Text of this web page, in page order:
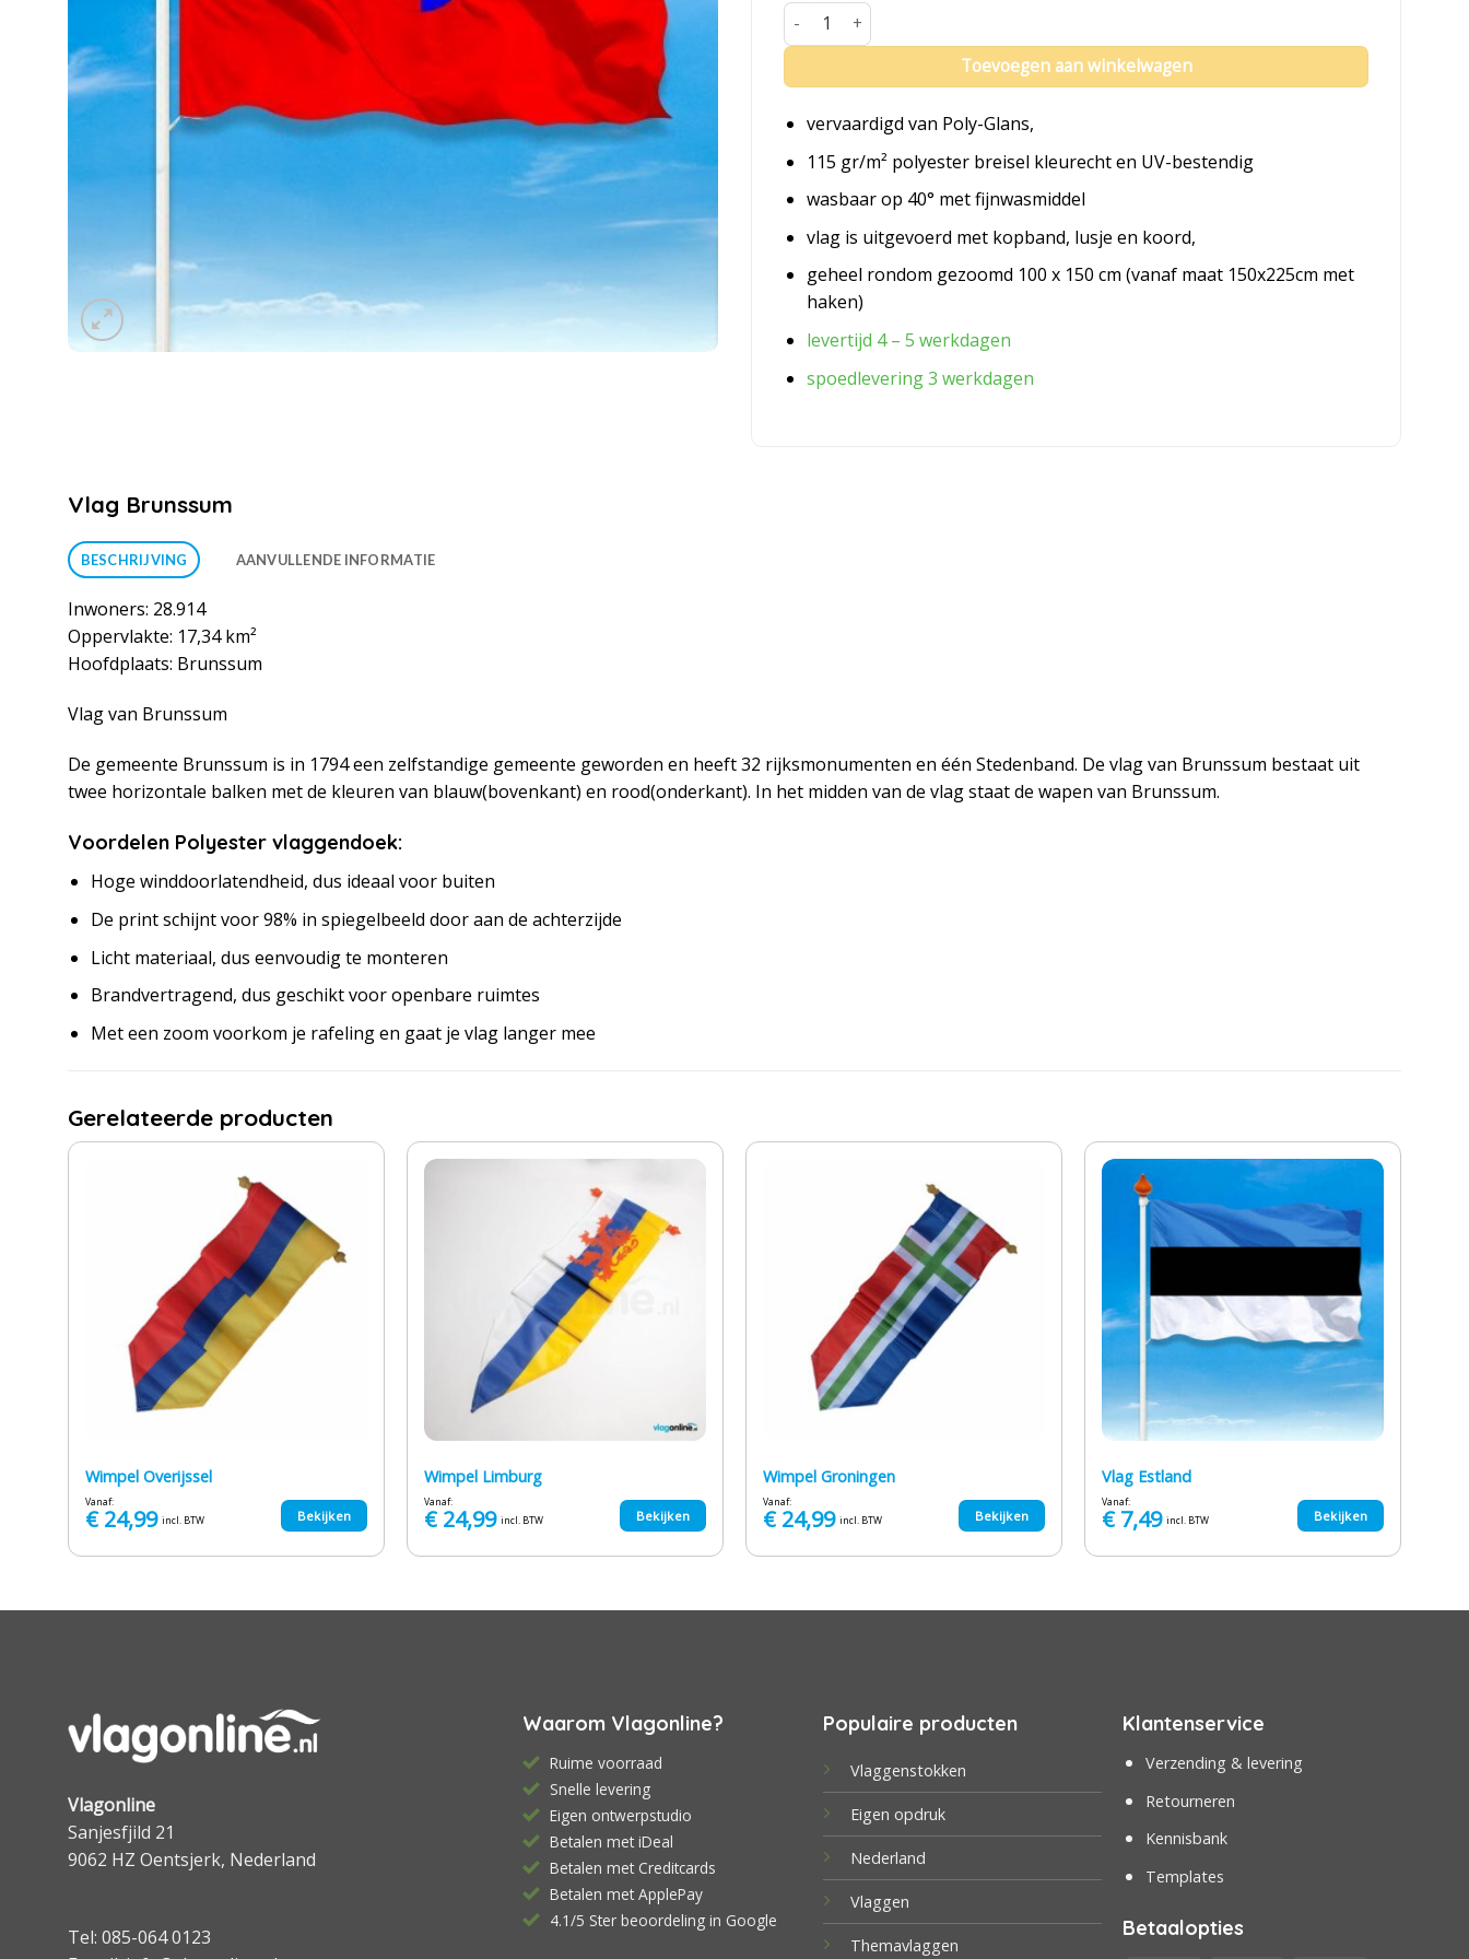
Vlag Brunssum aantal
Toevoegen aan winkelwagen
vervaardigd van Poly-Glans,
115 gr/m² polyester breisel kleurecht en UV-bestendig
wasbaar op 40° met fijnwasmiddel
vlag is uitgevoerd met kopband, lusje en koord,
geheel rondom gezoomd 100 x 150 cm (vanaf maat 150x225cm met
haken)
levertijd 4 – 5 werkdagen
spoedlevering 3 werkdagen
Vlag Brunssum
BESCHRIJVING AANVULLENDE INFORMATIE
Inwoners: 28.914
Oppervlakte: 17,34 km²
Hoofdplaats: Brunssum
Vlag van Brunssum
De gemeente Brunssum is in 1794 een zelfstandige gemeente geworden en heeft 32 rijksmonumenten en één Stedenband. De vlag van Brunssum bestaat uit
twee horizontale balken met de kleuren van blauw(bovenkant) en rood(onderkant). In het midden van de vlag staat de wapen van Brunssum.
Voordelen Polyester vlaggendoek:
Hoge winddoorlatendheid, dus ideaal voor buiten
De print schijnt voor 98% in spiegelbeeld door aan de achterzijde
Licht materiaal, dus eenvoudig te monteren
Brandvertragend, dus geschikt voor openbare ruimtes
Met een zoom voorkom je rafeling en gaat je vlag langer mee
Gerelateerde producten
Wimpel Overijssel
Vanaf:
€24,99 incl. BTW Bekijken
Wimpel Limburg
Vanaf:
€24,99 incl. BTW Bekijken
Wimpel Groningen
Vanaf:
€24,99 incl. BTW Bekijken
Vlag Estland
Vanaf:
€7,49 incl. BTW Bekijken
Vlagonline
Sanjesfjild 21
9062 HZ Oentsjerk, Nederland
Tel: 085-064 0123
Waarom Vlagonline?
Ruime voorraad
Snelle levering
Eigen ontwerpstudio
Betalen met iDeal
Betalen met Creditcards
Betalen met ApplePay
4.1/5 Ster beoordeling in Google
Populaire producten
Vlaggenstokken
Eigen opdruk
Nederland
Vlaggen
Themavlaggen
Klantenservice
Verzending & levering
Retourneren
Kennisbank
Templates
Betaalopties